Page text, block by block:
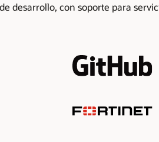
desarrollo, con soporte para